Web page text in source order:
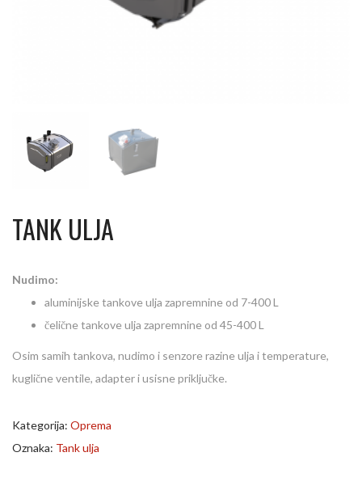
TANK ULJA
Nudimo:
aluminijske tankove ulja zapremnine od 7-400 L
čelične tankove ulja zapremnine od 45-400 L
Osim samih tankova, nudimo i senzore razine ulja i temperature,
kuglične ventile, adapter i usisne priključke.
Kategorija: Oprema
Oznaka: Tank ulja